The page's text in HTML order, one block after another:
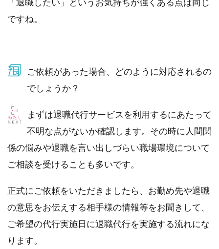
ですね。
ご依頼があった場合、どのように対応されるの
でしょうか？
まずは退職代行サービスを利用するにあたって
不明な点がないか確認します。その時に人間関
係の悩みや退職を言い出しづらい職場環境について
ご相談を受けることも多いです。
正式にご依頼をいただきましたら、お勤め先や退職
の意思をお伝えする相手様の情報等をお聞きして、
ご希望の代行実施日に退職代行を実施する流れにな
ります。